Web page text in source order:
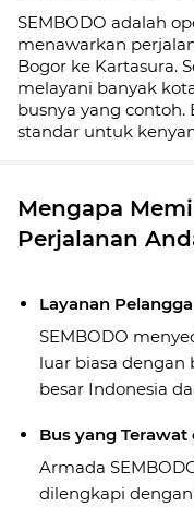
SEMBODO adalah
menawarkan
Bogor ke Kartasura.
melayani banyak
busnya yang contoh.
standar untuk
Mengapa
Perjalanan
Layanan
SEMBODO
luar biasa dengan
besar Indonesia
Bus yang Terawat
Armada
dilengkapi